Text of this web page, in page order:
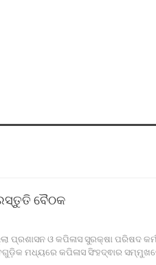
ବୈଠକ
ପ୍ରଶାସନ ଓ କପିଳାସ ସୁରକ୍ଷା ପରିଷଦ
ମଧ୍ୟରେ କପିଳାସ ସିଂହଦ୍ଵାର